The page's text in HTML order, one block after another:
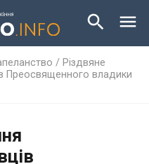
/ Різдвяне
Преосвященного владики